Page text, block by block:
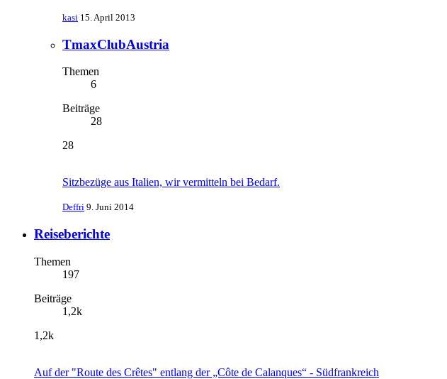
kasi 15. April 2013
TmaxClubAustria
Themen
6
Beiträge
28
28
Sitzbezüge aus Italien, wir vermitteln bei Bedarf.
Deffri 9. Juni 2014
Reiseberichte
Themen
197
Beiträge
1,2k
1,2k
Auf der "Route des Crêtes" entlang der „Côte de Calanques“ - Südfrankreich